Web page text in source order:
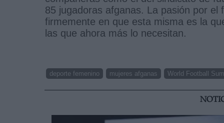
85 jugadoras afganas. La pasión por
firmemente en que esta misma es la
las que ahora más lo necesitan.
deporte femenino mujeres afganas World Football